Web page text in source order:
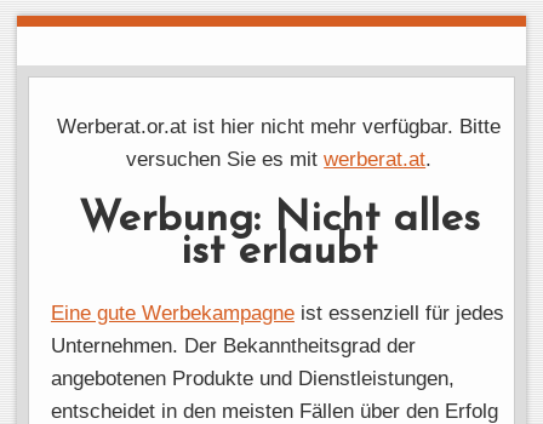
Werberat.or.at ist hier nicht mehr verfügbar. Bitte
versuchen Sie es mitwerberat.at.
Werbung: Nicht alles
ist erlaubt
Eine gute Werbekampagneist essenziell für jedes
Unternehmen. Der Bekanntheitsgrad der
angebotenen Produkte und Dienstleistungen,
entscheidet in den meisten Fällen über den Erfolg